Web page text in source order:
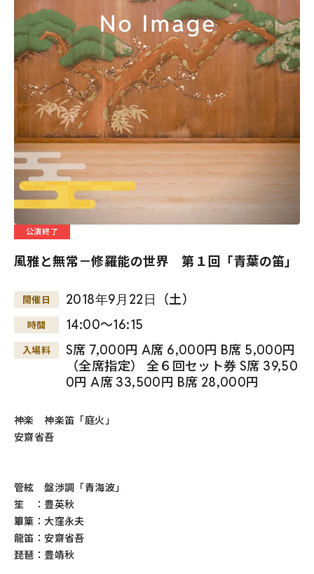
公演終了
風雅と無常－修羅能の世界 第１回「青葉の笛」
開催日 2018年9月 22日 （土）
時間 14:00～16:15
入場料
S席 7,000円 A席 6,000円 B席 5,000円
（全席指定） 全６回セット券 S席 39,50
0円 A席 33,500円 B席 28,000円
神楽 神楽笛「庭火」
安齋省吾
管絃 盤渉調「青海波」
笙 ：豊英秋
篳篥：大窪永夫
龍笛：安齋省吾
琵琶：豊靖秋